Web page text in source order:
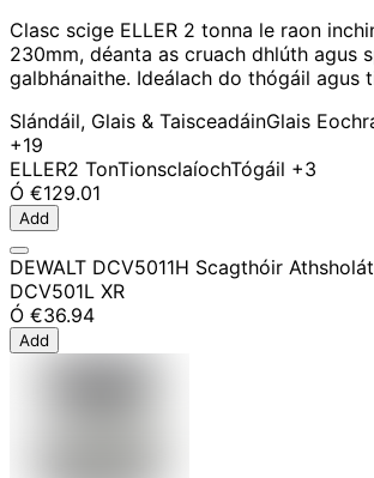
Clasc scige ELLER 2 tonna le raon
230mm, déanta as cruach dhlúth agus
galbhánaithe. Ideálach do thógáil agus
Slándáil, Glais & TaisceadáinGlais
+19
ELLER2 TonTionsclaíochTógáil +3
Ó €129.01
Add
DEWALT DCV5011H Scagthóir
DCV501L XR
Ó €36.94
Add